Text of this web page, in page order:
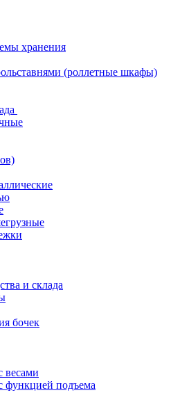
хранения
(роллетные шкафы)
и склада
бочек
весами
функцией подъема